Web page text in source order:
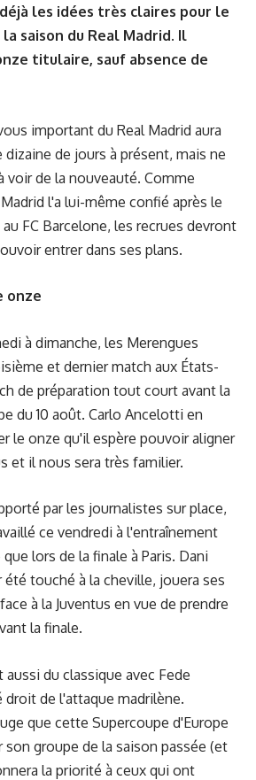
les idées très claires pour le
saison du Real Madrid. Il
titulaire, sauf absence de
important du Real Madrid aura
de jours à présent, mais ne
voir de la nouveauté. Comme
l'a lui-même confié après le
FC Barcelone, les recrues devront
entrer dans ses plans.
onze
à dimanche, les Merengues
et dernier match aux États-
de préparation tout court avant la
du 10 août. Carlo Ancelotti en
le onze qu'il espère pouvoir aligner
et il nous sera très familier.
par les journalistes sur place,
ce vendredi à l'entraînement
lors de la finale à Paris. Dani
été touché à la cheville, jouera ses
à la Juventus en vue de prendre
la finale.
du classique avec Fede
droit de l'attaque madrilène.
que cette Supercoupe d'Europe
son groupe de la saison passée (et
la priorité à ceux qui ont